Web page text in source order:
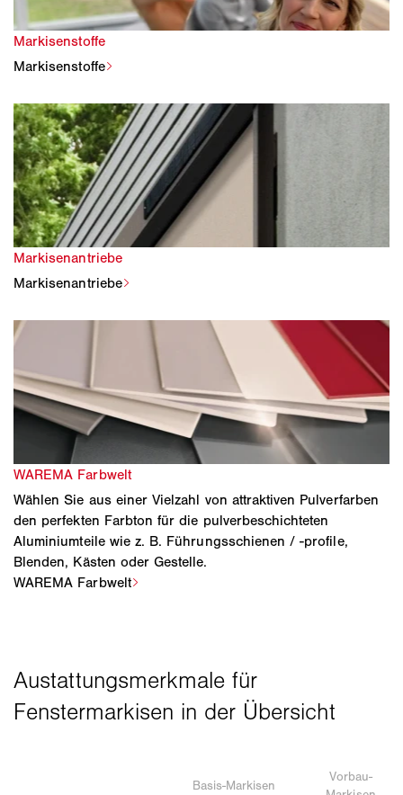
Wählen Sie aus einer Vielzahl von attraktiven Pulverfarben
den perfekten Farbton für die pulverbeschichteten
Aluminiumteile wie z. B. Führungsschienen / -profile,
Blenden, Kästen oder Gestelle.
Basis-Markisen
Vorbau-